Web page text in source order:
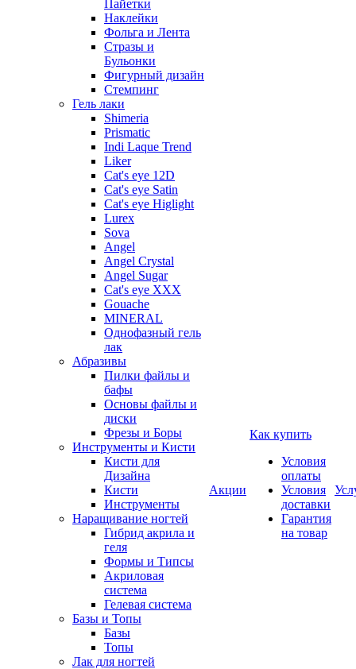
Пайетки
Наклейки
Фольга и Лента
Стразы и
Бульонки
Фигурный дизайн
Стемпинг
Гель лаки
Shimeria
Prismatic
Indi Laque Trend
Liker
Cat's eye 12D
Cat's eye Satin
Cat's eye Higlight
Lurex
Sova
Angel
Angel Crystal
Angel Sugar
Cat's eye XXX
Gouache
MINERAL
Однофазный гель
лак
Абразивы
Пилки файлы и
бафы
Основы файлы и
диски
Фрезы и Боры
Инструменты и Кисти
Кисти для
Дизайна
Кисти
Инструменты
Наращивание ногтей
Гибрид акрила и
геля
Формы и Типсы
Акриловая
система
Гелевая система
Базы и Топы
Базы
Топы
Лак для ногтей
Акции
Как купить
Условия
оплаты
Условия
доставки
Гарантия
на товар